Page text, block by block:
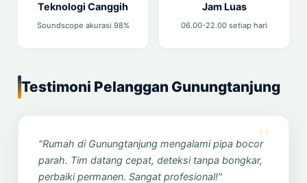
Teknologi Canggih
Soundscope akurasi 98%
Jam Luas
06.00-22.00 setiap hari
Testimoni Pelanggan Gunungtanjung
"Rumah di Gunungtanjung mengalami pipa bocor
parah. Tim datang cepat, deteksi tanpa bongkar,
perbaiki permanen. Sangat profesional!"